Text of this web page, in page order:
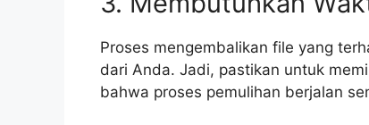
Proses mengembalikan file yang
dari Anda. Jadi, pastikan untuk
bahwa proses pemulihan berjalan